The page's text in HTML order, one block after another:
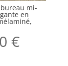
mi-
en
€